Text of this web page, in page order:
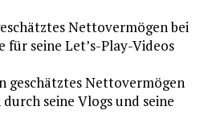
Nettovermögen bei
für seine Let’s-Play-Videos
geschätztes Nettovermögen
seine Vlogs und seine